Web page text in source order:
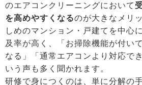
のエアコンクリーニングにおいて
を高めやすくなるのが大きなメリ
しめのマンション・戸建てを中心
及率が高く、「お掃除機能が付い
なる」「通常エアコンより対応で
いう声も多く聞かれます。
研修で身につくのは、単に分解の